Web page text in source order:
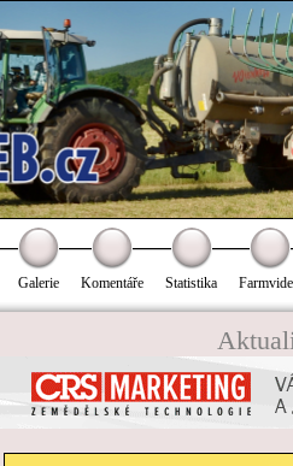
Galerie Komentáře Statistika